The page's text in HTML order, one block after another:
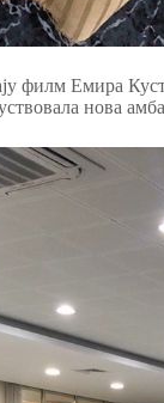
филм Емира
нова